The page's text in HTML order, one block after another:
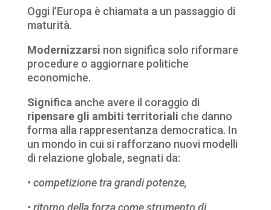
Oggi l’Europa è chiamata a un passaggio di
maturità.
Modernizzarsi non significa solo riformare
procedure o aggiornare politiche
economiche.
Significaanche avere il coraggio di
ripensare gli ambiti territoriali che danno
forma alla rappresentanza democratica. In
un mondo in cui si rafforzano nuovi modelli
di relazione globale, segnati da:
• competizione tra grandi potenze,
• ritorno della forza come strumento di